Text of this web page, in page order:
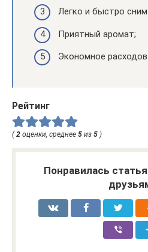
Легко и быстро
Приятный аромат;
Экономное
Рейтинг
(2 оценки, среднее 5 из 5 )
Понравилась